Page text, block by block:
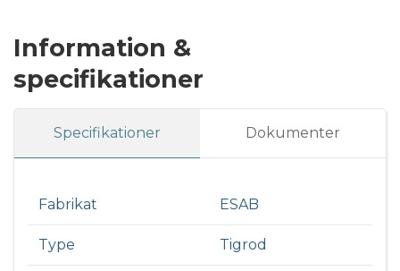
Information &
specifikationer
Specifikationer Dokumenter
Fabrikat ESAB
Type Tigrod